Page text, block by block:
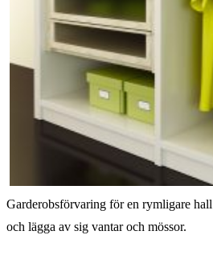
Garderobsförvaring för en rymligare
och lägga av sig vantar och mössor.